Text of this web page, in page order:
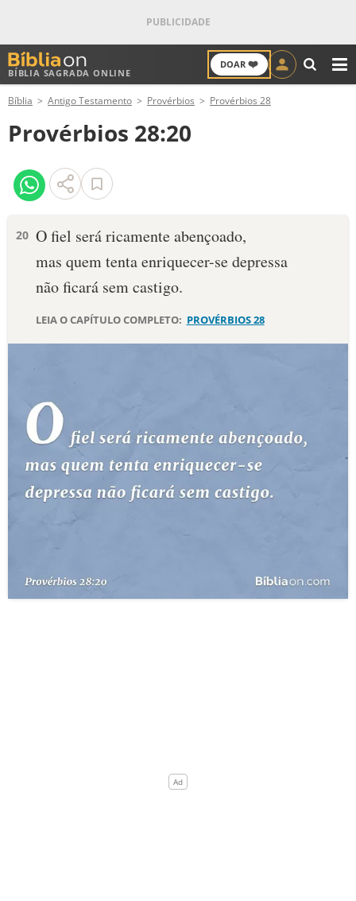
BÍBLIA SAGRADA ONLINE
DOAR ❤️
ANTIGO TESTAMENTO
NOVO TESTAMENTO
VERSÍCULOS
PALAVRA DO DIA
DEVOCIONAL DIÁRIO
ESTUDOS BÍBLICOS
ESBOÇOS DE PREGAÇÃO
TEMAS
TERMO BÍBLICO
Bíblia Antigo Testamento Provérbios Provérbios 28
Provérbios 28:20
20 O fiel será ricamente abençoado,
mas quem tenta enriquecer-se depressa
não ficará sem castigo.
LEIA O CAPÍTULO COMPLETO: PROVÉRBIOS 28